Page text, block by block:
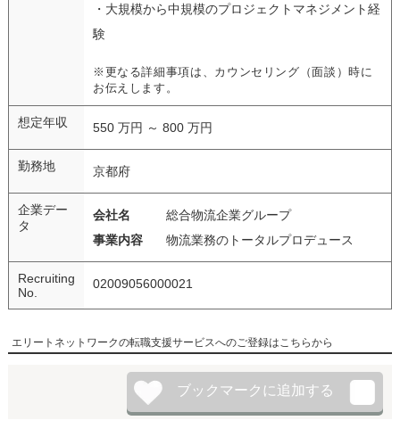
・大規模から中規模のプロジェクトマネジメント経
験
※更なる詳細事項は、カウンセリング（面談）時に
お伝えします。
想定年収 550 万円 ～ 800 万円
勤務地 京都府
企業デー
タ
会社名
総合物流企業グループ
事業内容
物流業務のトータルプロデュース
Recruiting
No.
02009056000021
エリートネットワークの転職支援サービスへのご登録はこちらから